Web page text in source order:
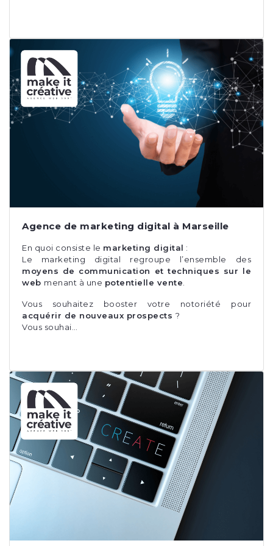
Agence de marketing digital à Marseille
En quoi consiste le marketing digital :
Le marketing digital regroupe l’ensemble des
moyens de communication et techniques sur le
web menant à une potentielle vente.
Vous souhaitez booster votre notoriété pour
acquérir de nouveaux prospects ?
Vous souhai…